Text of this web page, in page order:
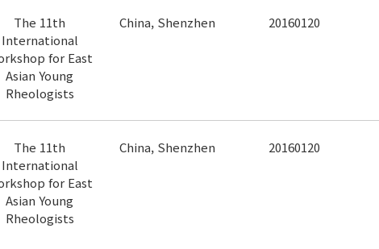
The 11th
International
for East
Asian Young
Rheologists
China, Shenzhen 20160120
The 11th
International
for East
Asian Young
Rheologists
China, Shenzhen 20160120